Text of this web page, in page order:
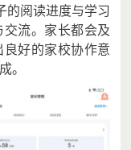
的阅读进度与学习
流。家长都会及
好的家校协作意
。